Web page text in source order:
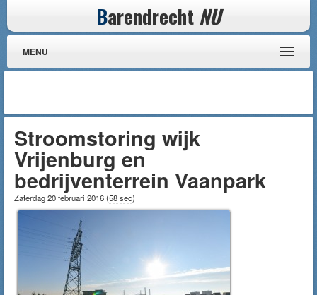
Barendrecht NU
MENU
Stroomstoring wijk
Vrijenburg en
bedrijventerrein Vaanpark
Zaterdag 20 februari 2016(58 sec)